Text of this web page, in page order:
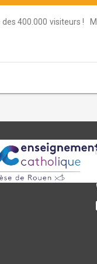
des 400.000 visiteurs !